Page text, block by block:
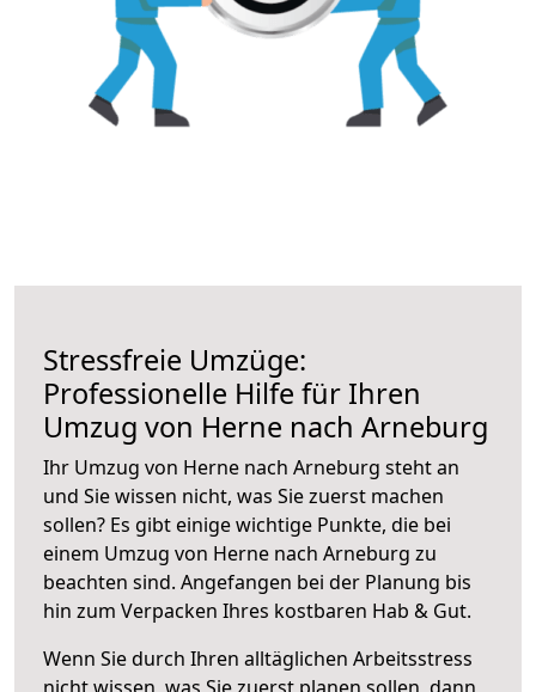
Stressfreie Umzüge:
Professionelle Hilfe für Ihren
Umzug von Herne nach Arneburg
Ihr Umzug von Herne nach Arneburg steht an
und Sie wissen nicht, was Sie zuerst machen
sollen? Es gibt einige wichtige Punkte, die bei
einem Umzug von Herne nach Arneburg zu
beachten sind. Angefangen bei der Planung bis
hin zum Verpacken Ihres kostbaren Hab & Gut.
Wenn Sie durch Ihren alltäglichen Arbeitsstress